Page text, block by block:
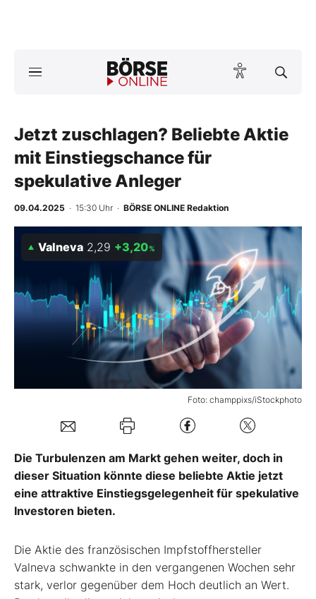
ktuelle Ausgabe BÖRSE ONLINE lesen
News
Anlageprodukte
Finanz-Check
Abo & Shop
BO-Musterdepots
Experten
Mein B:O
Mein Konto
Kontakt
Jetzt zuschlagen? Beliebte Aktie
mit Einstiegschance für
spekulative Anleger
09.04.2025 · 15:30 Uhr · BÖRSE ONLINE Redaktion
Foto: champpixs/iStockphoto
Valneva 2,29 +3,20%
Die Turbulenzen am Markt gehen weiter, doch in
dieser Situation könnte diese beliebte Aktie jetzt
eine attraktive Einstiegsgelegenheit für spekulative
Investoren bieten.
Die Aktie des französischen Impfstoffhersteller
Valneva schwankte in den vergangenen Wochen sehr
stark, verlor gegenüber dem Hoch deutlich an Wert.